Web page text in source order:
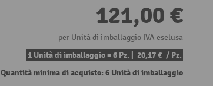
121,00 €
per Unità di imballaggio IVA esclusa
1 Unità di imballaggio = 6 Pz. | 20,17 € / Pz.
Quantità minima di acquisto: 6 Unità di imballaggio